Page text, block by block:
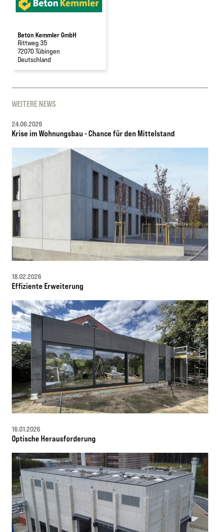
Beton Kemmler GmbH
Rittweg 35
72070 Tübingen
Deutschland
WEITERE NEWS
24.06.2026
Krise im Wohnungsbau - Chance für den Mittelstand
18.02.2026
Effiziente Erweiterung
16.01.2026
Optische Herausforderung